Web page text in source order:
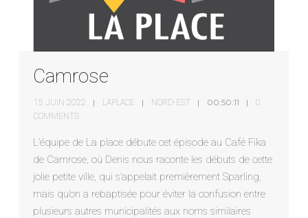
Camrose
15 JUIN 2022 LAPLACE NORD-EST 00:50:11
0
COMMENTS
L’équipe de La place débute cet épisode au Café Fika
de Camrose, où Denis nous raconte les débuts de cette
jolie petite ville, qui s’appelait premièrement Sparling,
mais qu’on a rebaptisée pour éviter la confusion entre
plusieurs autres municipalités aux noms similaires